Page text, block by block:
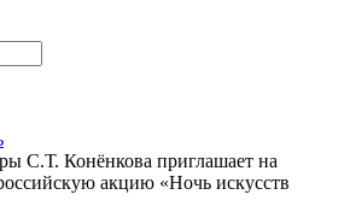
С.Т. Конёнкова приглашает на
акцию «Ночь искусств